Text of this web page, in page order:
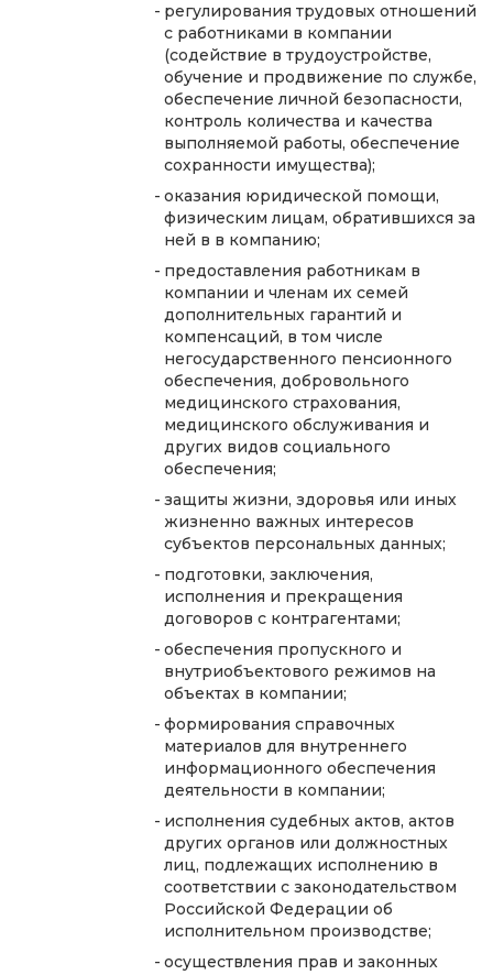
регулирования трудовых отношений
с работниками в компании
(содействие в трудоустройстве,
обучение и продвижение по службе,
обеспечение личной безопасности,
контроль количества и качества
выполняемой работы, обеспечение
сохранности имущества);
оказания юридической помощи,
физическим лицам, обратившихся за
ней в в компанию;
предоставления работникам в
компании и членам их семей
дополнительных гарантий и
компенсаций, в том числе
негосударственного пенсионного
обеспечения, добровольного
медицинского страхования,
медицинского обслуживания и
других видов социального
обеспечения;
защиты жизни, здоровья или иных
жизненно важных интересов
субъектов персональных данных;
подготовки, заключения,
исполнения и прекращения
договоров с контрагентами;
обеспечения пропускного и
внутриобъектового режимов на
объектах в компании;
формирования справочных
материалов для внутреннего
информационного обеспечения
деятельности в компании;
исполнения судебных актов, актов
других органов или должностных
лиц, подлежащих исполнению в
соответствии с законодательством
Российской Федерации об
исполнительном производстве;
осуществления прав и законных